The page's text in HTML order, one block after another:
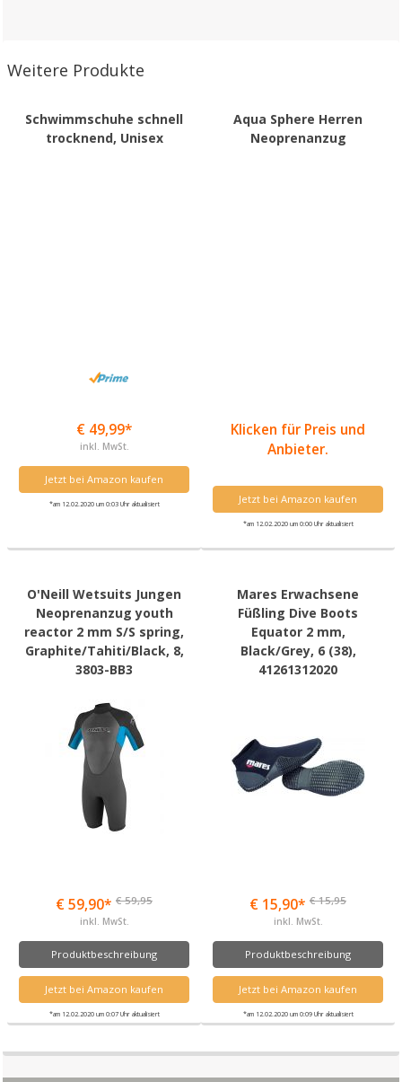
Weitere Produkte
Schwimmschuhe schnell
trocknend, Unisex
€ 49,99*
inkl. MwSt.
Jetzt bei Amazon kaufen
*am 12.02.2020 um 0:03 Uhr aktualisiert
Aqua Sphere Herren
Neoprenanzug
Klicken für Preis und
Anbieter.
Jetzt bei Amazon kaufen
*am 12.02.2020 um 0:00 Uhr aktualisiert
O'Neill Wetsuits Jungen
Neoprenanzug youth
reactor 2 mm S/S spring,
Graphite/Tahiti/Black, 8,
3803-BB3
€ 59,90* € 59,95
inkl. MwSt.
Produktbeschreibung
Jetzt bei Amazon kaufen
*am 12.02.2020 um 0:07 Uhr aktualisiert
Mares Erwachsene
Füßling Dive Boots
Equator 2 mm,
Black/Grey, 6 (38),
41261312020
€ 15,90* € 15,95
inkl. MwSt.
Produktbeschreibung
Jetzt bei Amazon kaufen
*am 12.02.2020 um 0:09 Uhr aktualisiert